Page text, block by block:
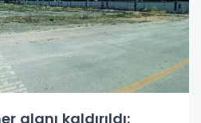
alanı kaldırıldı: